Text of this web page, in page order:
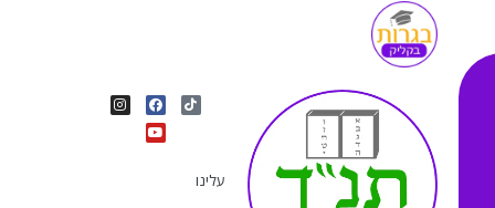
T
i
F
a
c
e
I
n
Y
o
u
t
עלינו